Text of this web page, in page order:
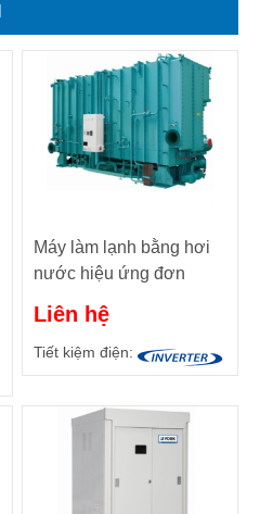
Máy làm lạnh bằng hơi
nước hiệu ứng đơn
(105 ĐẾN 7.034 mã lực)
Liên hệ
Tiết kiệm điện: